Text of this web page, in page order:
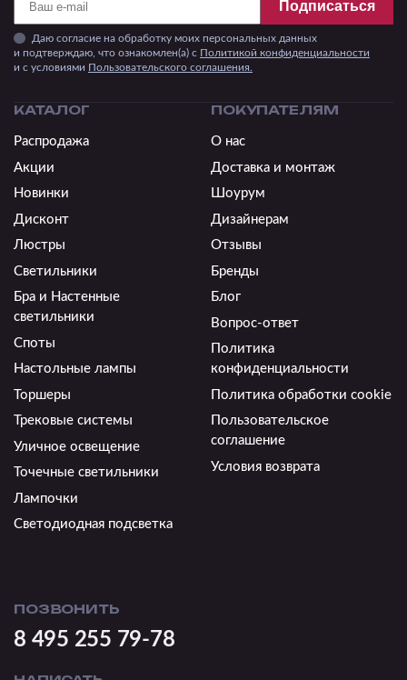
Подписаться
Даю согласие на обработку моих персональных данных
и подтверждаю, что ознакомлен(а) с Политикой конфиденциальности
и c условиями Пользовательского соглашения.
КАТАЛОГ
Распродажа
Акции
Новинки
Дисконт
Люстры
Светильники
Бра и Настенные
светильники
Споты
Настольные лампы
Торшеры
Трековые системы
Уличное освещение
Точечные светильники
Лампочки
Светодиодная подсветка
ПОКУПАТЕЛЯМ
О нас
Доставка и монтаж
Шоурум
Дизайнерам
Отзывы
Бренды
Блог
Вопрос-ответ
Политика
конфиденциальности
Политика обработки cookie
Пользовательское
соглашение
Условия возврата
ПОЗВОНИТЬ
8 495 255 79-78